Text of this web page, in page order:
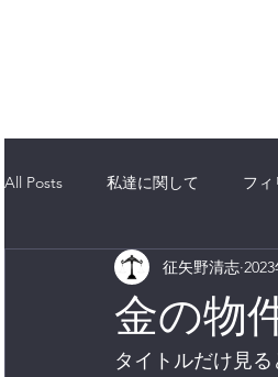
All Posts 私達に関して フィ
エリア選定 ベトナム
金の物
征矢野清志
タイトルだけ見